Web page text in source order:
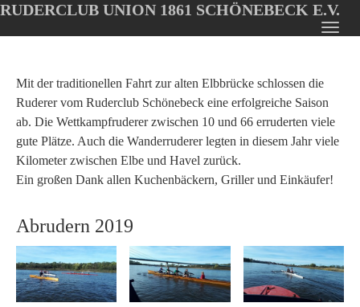
Oops, an error occurred! Code: 20260808112222f382a047
main
content
RUDERCLUB UNION 1861 SCHÖNEBECK E.V.
Mit der traditionellen Fahrt zur alten Elbbrücke schlossen die
Ruderer vom Ruderclub Schönebeck eine erfolgreiche Saison
ab. Die Wettkampfruderer zwischen 10 und 66 erruderten viele
gute Plätze. Auch die Wanderruderer legten in diesem Jahr viele
Kilometer zwischen Elbe und Havel zurück.
Ein großen Dank allen Kuchenbäckern, Griller und Einkäufer!
Abrudern 2019